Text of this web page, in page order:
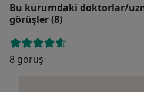
Bu kurumdaki doktorlar/
görüşler (8)
8 görüş